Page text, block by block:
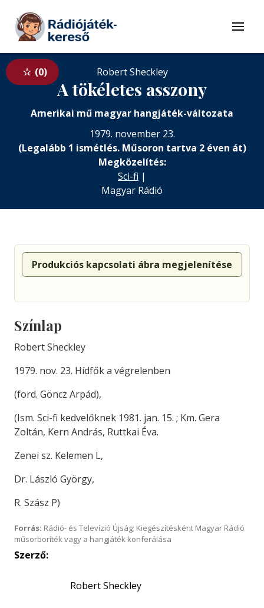
Tovább a tartalomhoz
Menü
0 Robert Sheckley
A tökéletes asszony
Amerikai mű magyar hangjáték-változata
1979. november 23.
(Legalább 1 ismétlés. Műsoron tartva 2 éven át)
Megközelítés:
Sci-fi |
Magyar Rádió
Produkciós kapcsolati ábra megjelenítése
Színlap
Robert Sheckley
1979. nov. 23. Hídfők a végrelenben
(ford. Göncz Arpád),
(Ism. Sci-fi kedvelőknek 1981. jan. 15. ; Km. Gera
Zoltán, Kern András, Ruttkai Éva.
Zenei sz. Kelemen L,
Dr. László György,
R. Szász P)
Forrás: Rádió- és Televízió Újság; Kiegészítésként Magyar Rádió
műsorboríték vagy a hangjáték konferálása
Szerző:
Robert Sheckley